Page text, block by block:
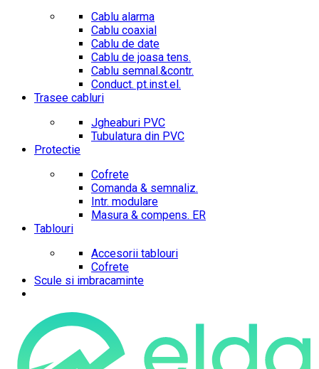
Cablu alarma
Cablu coaxial
Cablu de date
Cablu de joasa tens.
Cablu semnal.&contr.
Conduct. pt.inst.el.
Trasee cabluri
Jgheaburi PVC
Tubulatura din PVC
Protectie
Cofrete
Comanda & semnaliz.
Intr. modulare
Masura & compens. ER
Tablouri
Accesorii tablouri
Cofrete
Scule si imbracaminte